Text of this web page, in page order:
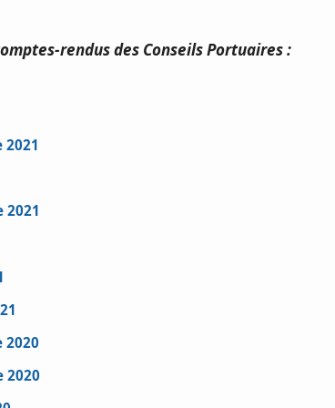
rendus des Conseils Portuaires :
2021
2021
2020
2020